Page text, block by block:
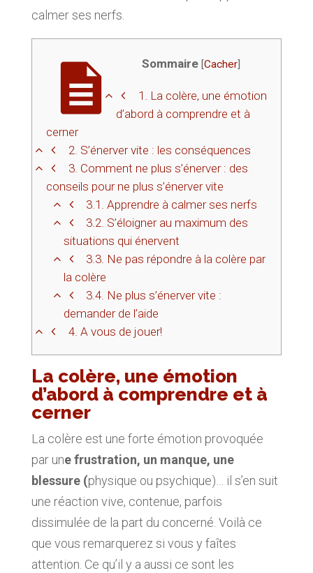
calmer ses nerfs.
Sommaire [Cacher]
1. La colère, une émotion
d’abord à comprendre et à
cerner
2. S’énerver vite : les conséquences
3. Comment ne plus s’énerver : des
conseils pour ne plus s’énerver vite
3.1. Apprendre à calmer ses nerfs
3.2. S’éloigner au maximum des
situations qui énervent
3.3. Ne pas répondre à la colère par
la colère
3.4. Ne plus s’énerver vite :
demander de l’aide
4. A vous de jouer!
La colère, une émotion
d’abord à comprendre et à
cerner
La colère est une forte émotion provoquée
par une frustration, un manque, une
blessure (physique ou psychique)… il s’en suit
une réaction vive, contenue, parfois
dissimulée de la part du concerné. Voilà ce
que vous remarquerez si vous y faîtes
attention. Ce qu’il y a aussi ce sont les